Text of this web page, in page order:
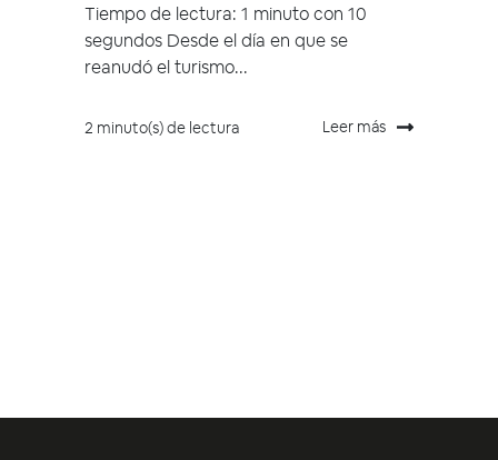
Tiempo de lectura: 1 minuto con 10
segundos Desde el día en que se
reanudó el turismo...
2 minuto(s) de lectura Leer más